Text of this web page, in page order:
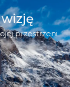
przestrzeni